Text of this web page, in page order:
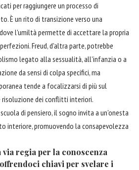
per raggiungere un processo di
È un rito di transizione verso una
l'umiltà permette di accettare la propria
Freud, d'altra parte, potrebbe
legato alla sessualità, all'infanzia o a
da sensi di colpa specifici, ma
tende a focalizzarsi di più sul
risoluzione dei conflitti interiori.
di pensiero, il sogno invita a un'onesta
interiore, promuovendo la consapevolezza
regia per la conoscenza
chiavi per svelare i